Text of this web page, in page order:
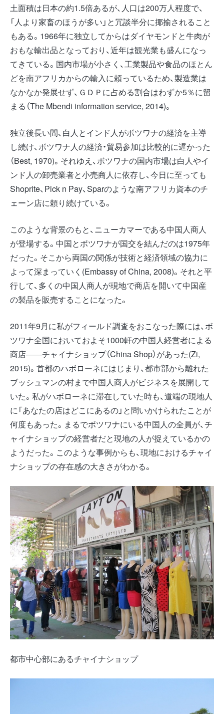
土面積は日本の約1.5倍あるが、人口は200万人程度で、
「人より家畜のほうが多い」と冗談半分に揶揄されること
もある。1966年に独立してからはダイヤモンドと牛肉が
おもな輸出品となっており、近年は観光業も盛んになっ
てきている。国内市場が小さく、工業製品や食品のほとん
どを南アフリカからの輸入に頼っているため、製造業は
なかなか発展せず、ＧＤＰに占める割合はわずか5％に留
まる（The Mbendi information service, 2014)。
独立後長い間、白人とインド人がボツワナの経済を主導
し続け、ボツワナ人の経済・貿易参加は比較的に遅かった
（Best, 1970)。それゆえ、ボツワナの国内市場は白人やイ
ンド人の卸売業者と小売商人に依存し、今日に至っても
Shoprite、Pick n Pay、Sparのような南アフリカ資本のチ
ェーン店に頼り続けている。
このような背景のもと、ニューカマーである中国人商人
が登場する。中国とボツワナが国交を結んだのは1975年
だった。そこから両国の関係が技術と経済領域の協力に
よって深まっていく(Embassy of China, 2008)。それと平
行して、多くの中国人商人が現地で商店を開いて中国産
の製品を販売することになった。
2011年9月に私がフィールド調査をおこなった際には、ボ
ツワナ全国においておよそ1000軒の中国人経営者による
商店――チャイナショップ（China Shop）があった(Zi,
2015)。首都のハボローネにはじまり、都市部から離れた
ブッシュマンの村まで中国人商人がビジネスを展開して
いた。私がハボローネに滞在していた時も、道端の現地人
に「あなたの店はどこにあるの」と問いかけられたことが
何度もあった。まるでボツワナにいる中国人の全員が、チ
ャイナショップの経営者だと現地の人が捉えているかの
ようだった。このような事例からも、現地におけるチャイ
ナショップの存在感の大きさがわかる。
都市中心部にあるチャイナショップ